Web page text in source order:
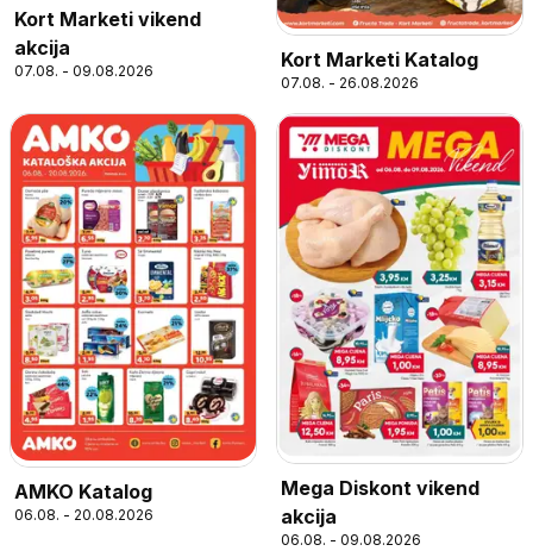
Kort Marketi vikend
akcija
07.08. - 09.08.2026
Kort Marketi Katalog
07.08. - 26.08.2026
AMKO Katalog
06.08. - 20.08.2026
Mega Diskont vikend
akcija
06.08. - 09.08.2026